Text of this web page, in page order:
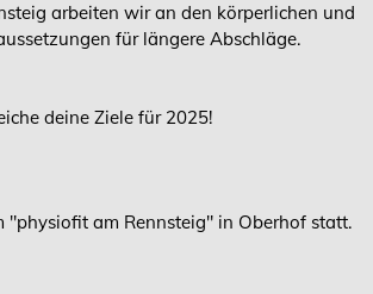
arbeiten wir an den körperlichen und
für längere Abschläge.
deine Ziele für 2025!
"physiofit am Rennsteig" in Oberhof statt.